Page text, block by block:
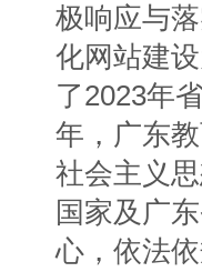
极响应与
化网站建
了2023年
年，广东
社会主义
国家及广
心，依法